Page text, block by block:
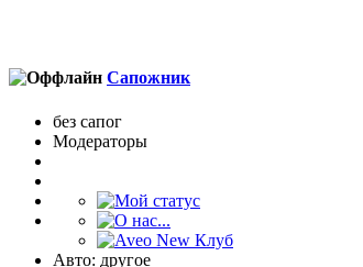
Сапожник
без сапог
Модераторы
Авто: другое